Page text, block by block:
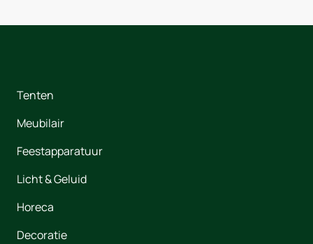
Tenten
Meubilair
Feestapparatuur
Licht & Geluid
Horeca
Decoratie